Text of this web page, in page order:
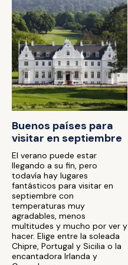
Buenos países para
visitar en septiembre
El verano puede estar
llegando a su fin, pero
todavía hay lugares
fantásticos para visitar en
septiembre con
temperaturas muy
agradables, menos
multitudes y mucho por ver y
hacer. Elige entre la soleada
Chipre, Portugal y Sicilia o la
encantadora Irlanda y